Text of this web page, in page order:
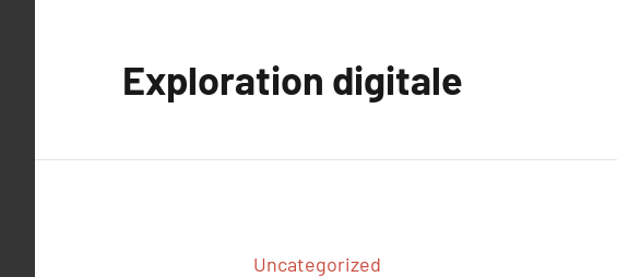
Exploration digitale
Uncategorized